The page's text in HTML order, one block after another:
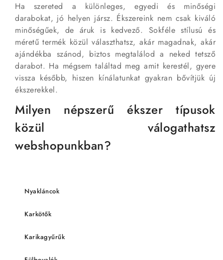
Ha szereted a különleges, egyedi és minőségi
darabokat, jó helyen jársz. Ékszereink nem csak kiváló
minőségűek, de áruk is kedvező. Sokféle stílusú és
méretű termék közül választhatsz, akár magadnak, akár
ajándékba szánod, biztos megtalálod a neked tetsző
darabot. Ha mégsem találtad meg amit kerestél, gyere
vissza később, hiszen kínálatunkat gyakran bővítjük új
ékszerekkel.
Milyen népszerű ékszer típusok
közül válogathatsz
webshopunkban?
Nyakláncok
Karkötők
Karikagyűrűk